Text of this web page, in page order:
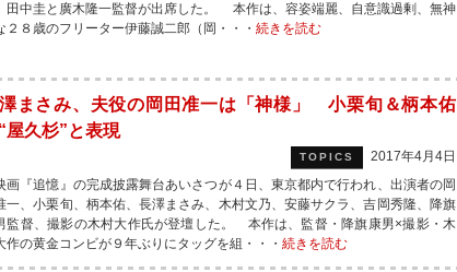
田中圭と廣木隆一監督が出席した。 本作は、容姿端麗、自意識過剰、無神
２８歳のフリーター伊藤誠二郎（岡・・・ 続きを読む
まさみ、夫役の岡田准一は「神様」 小栗旬＆柄本佑
屋久杉”と表現
TOPICS
2017年4月4日
『追憶』の完成披露舞台あいさつが４日、東京都内で行われ、出演者の岡
一、小栗旬、柄本佑、長澤まさみ、木村文乃、安藤サクラ、吉岡秀隆、降旗
監督、撮影の木村大作氏が登壇した。 本作は、監督・降旗康男×撮影・木
作の黄金コンビが９年ぶりにタッグを組・・・ 続きを読む